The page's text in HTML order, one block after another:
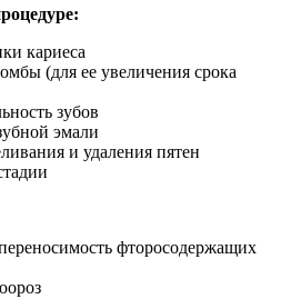
кариеса
(для ее увеличения срока
зубов
эмали
и удаления пятен
фторосодержащих